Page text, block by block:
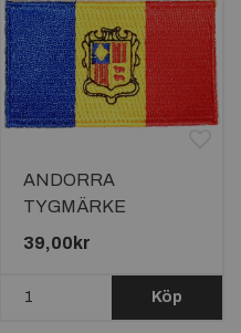
ANDORRA
TYGMÄRKE
65X38mm
39,00kr
Köp